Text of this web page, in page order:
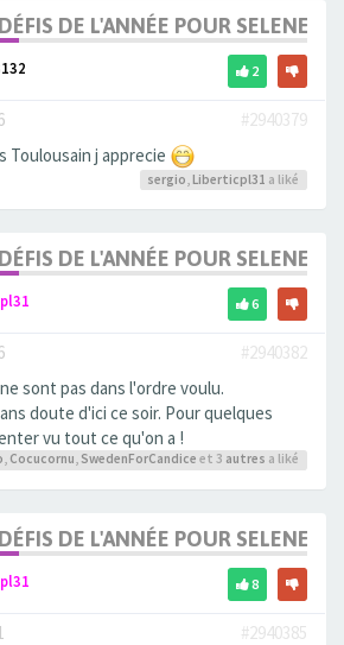
DE L'ANNÉE POUR SELENE
2
#2940379
Toulousain j apprecie
sergio Liberticpl31 a liké
DE L'ANNÉE POUR SELENE
6
#2940382
sont pas dans l'ordre voulu.
doute d'ici ce soir. Pour quelques
vu tout ce qu'on a !
, Cocucornu, SwedenForCandice et 3 autres a liké
DE L'ANNÉE POUR SELENE
8
#2940385